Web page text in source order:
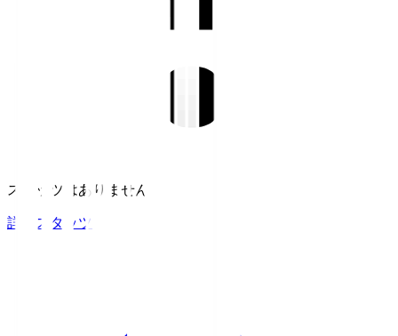
スタッツはありません。
詳細スタッツ